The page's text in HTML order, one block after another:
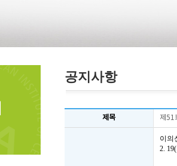
공지사항
제목 제51
이의
2.